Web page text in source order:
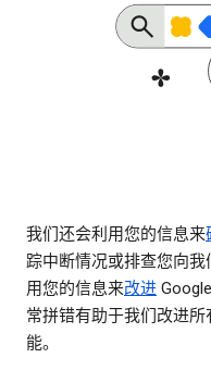
我们还会利用您的信息来
踪中断情况或排查您向
用您的信息来改进
常拼错有助于我们改进
能。